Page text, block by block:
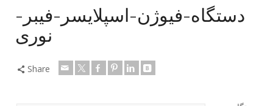
دستگاه-فیوژن-اسپلایسر-فیبر-
نوری
Share